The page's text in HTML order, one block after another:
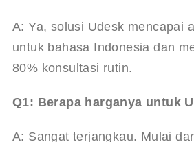
A: Ya, solusi Udesk mencapai
untuk bahasa Indonesia dan
80% konsultasi rutin.
Q1: Berapa harganya untuk
A: Sangat terjangkau. Mulai